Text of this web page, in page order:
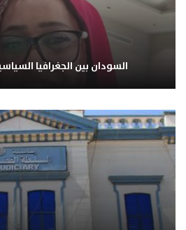
السودان بين الجغرافيا